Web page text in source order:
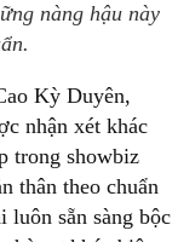
nàng hậu này
Kỳ Duyên,
nhận xét khác
trong showbiz
thân theo chuẩn
luôn sẵn sàng bộc